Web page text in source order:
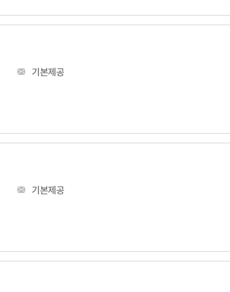
기본제공
기본제공